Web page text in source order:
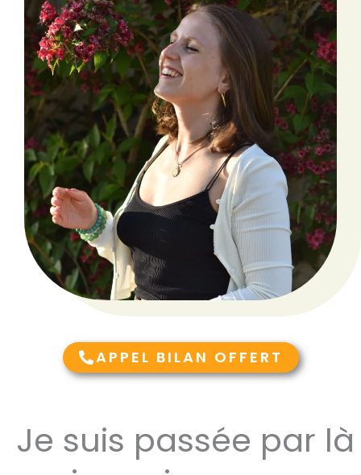
APPEL BILAN OFFERT
Je suis passée par là